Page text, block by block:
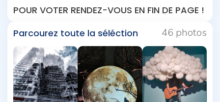
POUR VOTER RENDEZ-VOUS EN FIN DE PAGE !
Parcourez toute la séléction
46 photos